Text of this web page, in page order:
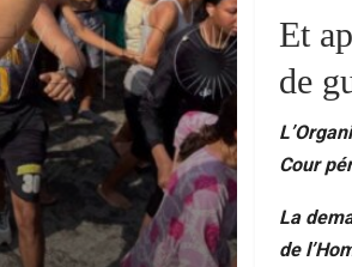
Et
de
Cour
La
de